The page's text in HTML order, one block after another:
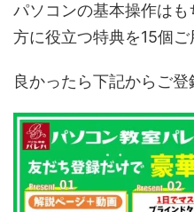
パソコンの基本操作は
方に役立つ特典を15個ご
良かったら下記からご登